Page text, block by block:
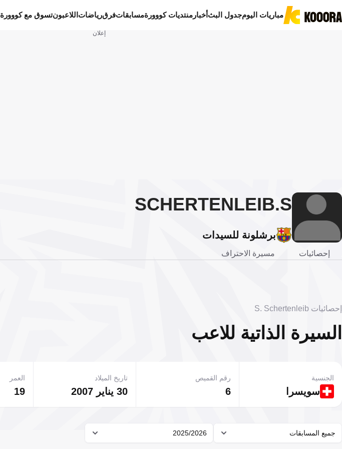
مباريات اليومجدول البثأخبار منتديات كووورةمسابقاتفرقرياضات اللاعبونتسوق مع كووورة
إعلان
S.
SCHERTENLEIB
برشلونة للسيدات
إحصائيات مسيرة الاحتراف
إحصائيات S. Schertenleib
السيرة الذاتية للاعب
سويسرا
الجنسية
6
رقم القميص
30 يناير 2007
تاريخ الميلاد
19
العمر
جميع المسابقات 2025/2026